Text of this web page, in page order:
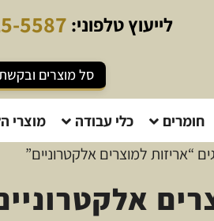
לייעוץטלפוני: 5-5587
סל מוצרים
חומרים כלי עבודה מוצרי
“אריזות למוצרים אלקטרוניים”